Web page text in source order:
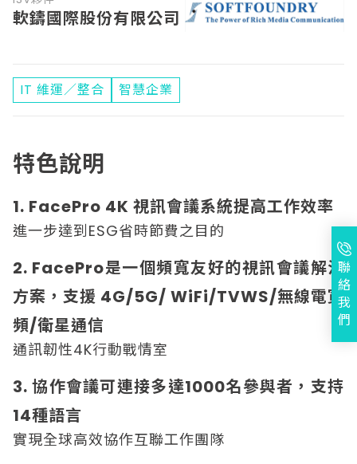
軟鑄國際股份有限公司
IT 維運／整合 智慧企業
特色說明
1. FacePro 4K 視訊會議系統提高工作效率
進一步達到ESG省時節費之目的
2. FacePro是一個頻寬友好的視訊會議解決
方案，支援 4G/5G/ WiFi/TVWS/無線電寬
頻/衛星通信
通訊韌性4K行動戰情室
3. 協作會議可連接多達1000名參與者，支持
14種語言
實現全球高效協作互聯工作團隊
聯
絡
我
們